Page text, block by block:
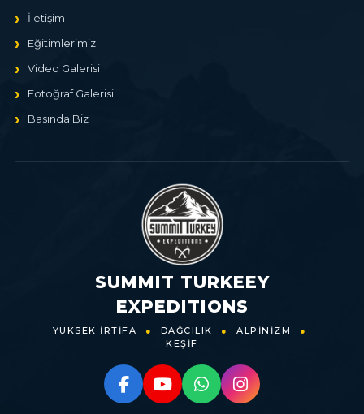
İletişim
Eğitimlerimiz
Video Galerisi
Fotoğraf Galerisi
Basında Biz
SUMMIT TURKEEY
EXPEDITIONS
YÜKSEK İRTİFA ● DAĞCILIK ● ALPİNİZM
●
KEŞİF